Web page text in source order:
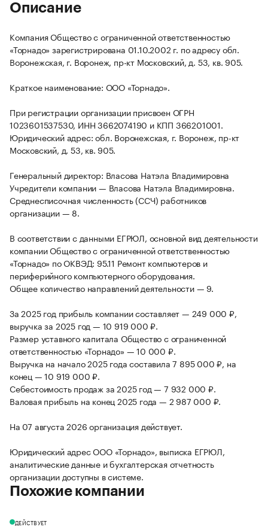
Описание
Компания Общество с ограниченной ответственностью
«Торнадо» зарегистрирована 01.10.2002 г. по адресу обл.
Воронежская, г. Воронеж, пр-кт Московский, д. 53, кв. 905.
Краткое наименование: ООО «Торнадо».
При регистрации организации присвоен ОГРН
1023601537530, ИНН 3662074190 и КПП 366201001.
Юридический адрес: обл. Воронежская, г. Воронеж, пр-кт
Московский, д. 53, кв. 905.
Генеральный директор: Власова Натэла Владимировна
Учредители компании — Власова Натэла Владимировна.
Среднесписочная численность (ССЧ) работников
организации — 8.
В соответствии с данными ЕГРЮЛ, основной вид деятельности
компании Общество с ограниченной ответственностью
«Торнадо» по ОКВЭД: 95.11 Ремонт компьютеров и
периферийного компьютерного оборудования.
Общее количество направлений деятельности — 9.
За 2025 год прибыль компании составляет — 249 000 ₽,
выручка за 2025 год — 10 919 000 ₽.
Размер уставного капитала Общество с ограниченной
ответственностью «Торнадо» — 10 000 ₽.
Выручка на начало 2025 года составила 7 895 000 ₽, на
конец — 10 919 000 ₽.
Себестоимость продаж за 2025 год — 7 932 000 ₽.
Валовая прибыль на конец 2025 года — 2 987 000 ₽.
На 07 августа 2026 организация действует.
Юридический адрес ООО «Торнадо», выписка ЕГРЮЛ,
аналитические данные и бухгалтерская отчетность
организации доступны в системе.
Похожие компании
ДЕЙСТВУЕТ